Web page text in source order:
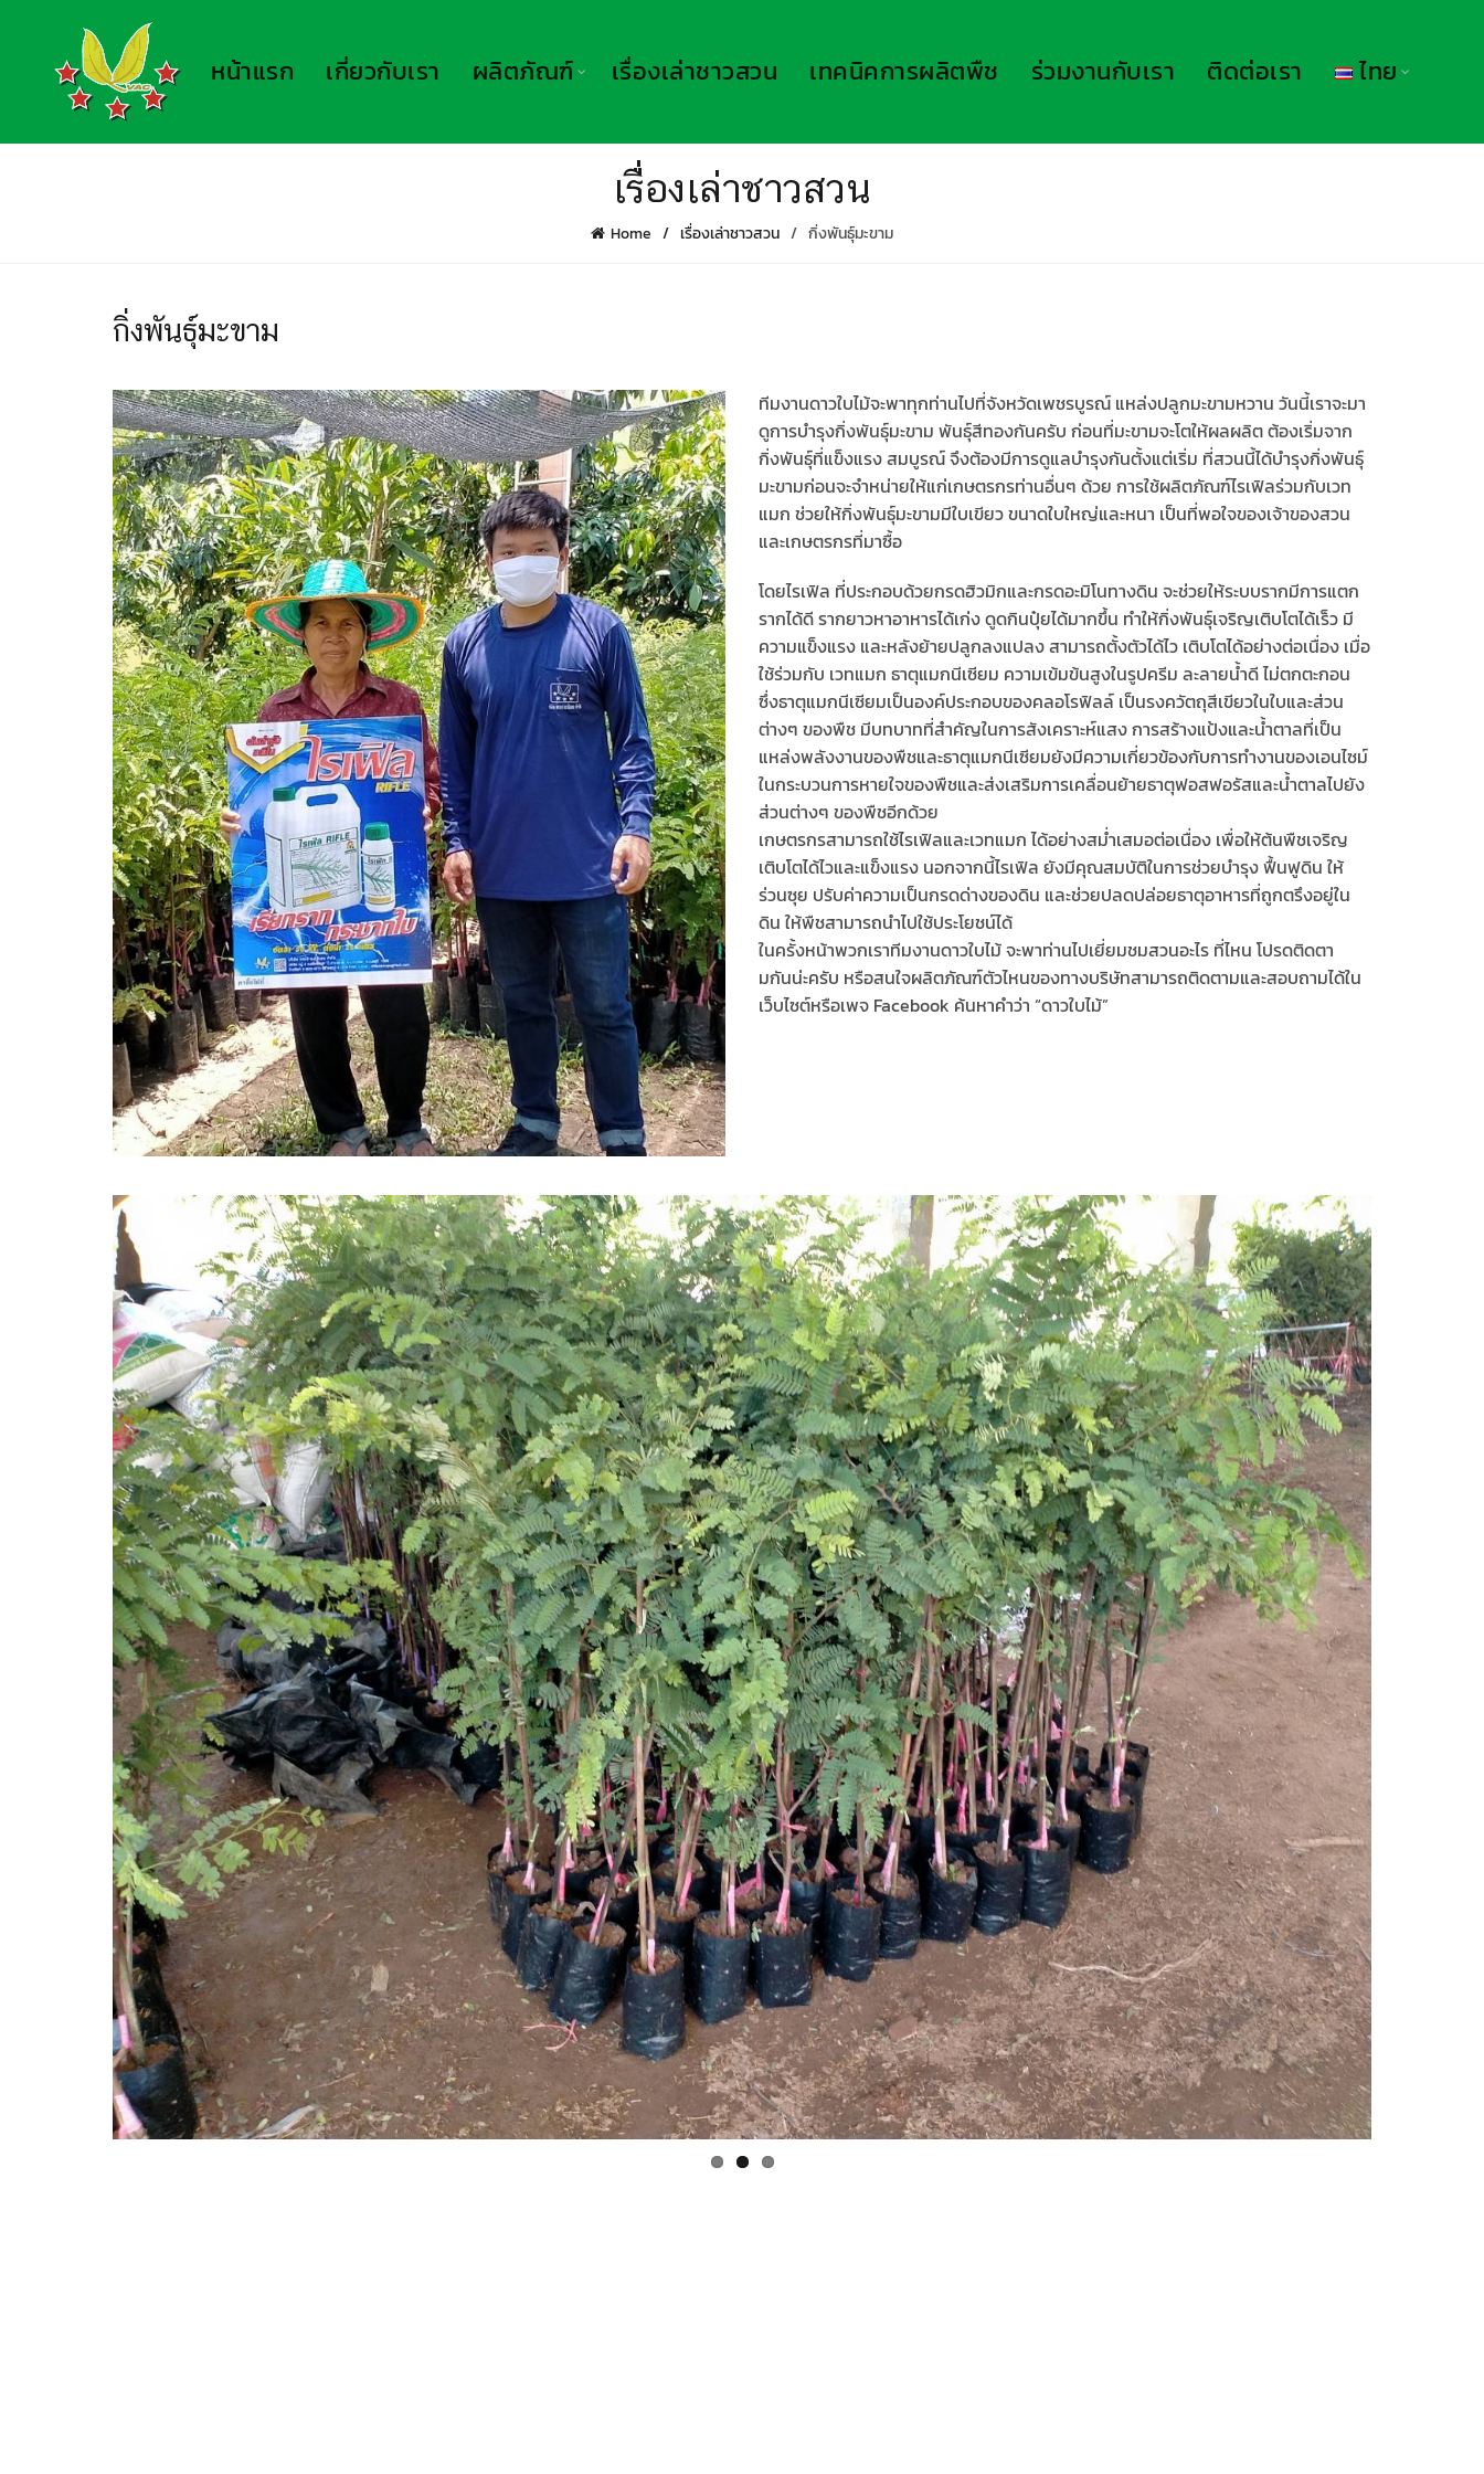
หน้าแรก เกี่ยวกับเรา ผลิตภัณฑ์ เรื่องเล่าชาวสวน เทคนิคการผลิตพืช ร่วมงานกับเรา ติดต่อเรา ไทย
เรื่องเล่าชาวสวน
Home เรื่องเล่าชาวสวน กิ่งพันธุ์มะขาม
กิ่งพันธุ์มะขาม
ทีมงานดาวใบไม้จะพาทุกท่านไปที่จังหวัดเพชรบูรณ์ แหล่งปลูกมะขามหวาน วันนี้เราจะมา
ดูการบำรุงกิ่งพันธุ์มะขาม พันธุ์สีทองกันครับ ก่อนที่มะขามจะโตให้ผลผลิต ต้องเริ่มจาก
กิ่งพันธุ์ที่แข็งแรง สมบูรณ์ จึงต้องมีการดูแลบำรุงกันตั้งแต่เริ่ม ที่สวนนี้ได้บำรุงกิ่งพันธุ์
มะขามก่อนจะจำหน่ายให้แก่เกษตรกรท่านอื่นๆ ด้วย การใช้ผลิตภัณฑ์ไรเฟิลร่วมกับเวท
แมก ช่วยให้กิ่งพันธุ์มะขามมีใบเขียว ขนาดใบใหญ่และหนา เป็นที่พอใจของเจ้าของสวน
และเกษตรกรที่มาซื้อ
โดยไรเฟิล ที่ประกอบด้วยกรดฮิวมิกและกรดอะมิโนทางดิน จะช่วยให้ระบบรากมีการแตก
รากได้ดี รากยาวหาอาหารได้เก่ง ดูดกินปุ๋ยได้มากขึ้น ทำให้กิ่งพันธุ์เจริญเติบโตได้เร็ว มี
ความแข็งแรง และหลังย้ายปลูกลงแปลง สามารถตั้งตัวได้ไว เติบโตได้อย่างต่อเนื่อง เมื่อ
ใช้ร่วมกับ เวทแมก ธาตุแมกนีเซียม ความเข้มข้นสูงในรูปครีม ละลายน้ำดี ไม่ตกตะกอน
ซึ่งธาตุแมกนีเซียมเป็นองค์ประกอบของคลอโรฟิลล์ เป็นรงควัตถุสีเขียวในใบและส่วน
ต่างๆ ของพืช มีบทบาทที่สำคัญในการสังเคราะห์แสง การสร้างแป้งและน้ำตาลที่เป็น
แหล่งพลังงานของพืชและธาตุแมกนีเซียมยังมีความเกี่ยวข้องกับการทำงานของเอนไซม์
ในกระบวนการหายใจของพืชและส่งเสริมการเคลื่อนย้ายธาตุฟอสฟอรัสและน้ำตาลไปยัง
ส่วนต่างๆ ของพืชอีกด้วย
เกษตรกรสามารถใช้ไรเฟิลและเวทแมก ได้อย่างสม่ำเสมอต่อเนื่อง เพื่อให้ต้นพืชเจริญ
เติบโตได้ไวและแข็งแรง นอกจากนี้ไรเฟิล ยังมีคุณสมบัติในการช่วยบำรุง ฟื้นฟูดิน ให้
ร่วนซุย ปรับค่าความเป็นกรดด่างของดิน และช่วยปลดปล่อยธาตุอาหารที่ถูกตรึงอยู่ใน
ดิน ให้พืชสามารถนำไปใช้ประโยชน์ได้
ในครั้งหน้าพวกเราทีมงานดาวใบไม้ จะพาท่านไปเยี่ยมชมสวนอะไร ที่ไหน โปรดติดตา
มกันน่ะครับ หรือสนใจผลิตภัณฑ์ตัวไหนของทางบริษัทสามารถติดตามและสอบถามได้ใน
เว็บไซต์หรือเพจ Facebook ค้นหาคำว่า “ดาวใบไม้”